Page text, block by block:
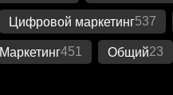
Цифровой маркетинг537
Маркетинг451 Общий23